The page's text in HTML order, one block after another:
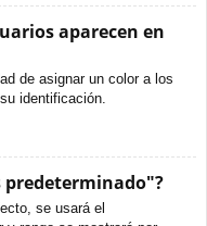
aparecen en
de asignar un color a los
identificación.
predeterminado"?
se usará el